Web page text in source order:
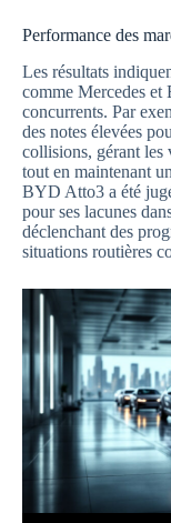
Performance des
Les résultats
comme Mercedes et
concurrents. Par
des notes élevées
collisions, gérant les
tout en maintenant
BYD Atto3 a été
pour ses lacunes
déclenchant des
situations routières